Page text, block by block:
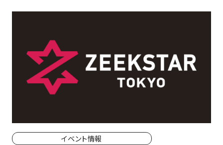
TEAM
SCHEDULE
TICKET
会場（座席・価格表）
イベント情報